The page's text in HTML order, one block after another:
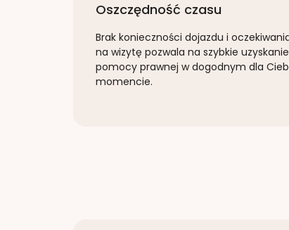
Oszczędność czasu
Brak konieczności dojazdu i
na wizytę pozwala na szybkie uzyskanie
pomocy prawnej w dogodnym dla
momencie.